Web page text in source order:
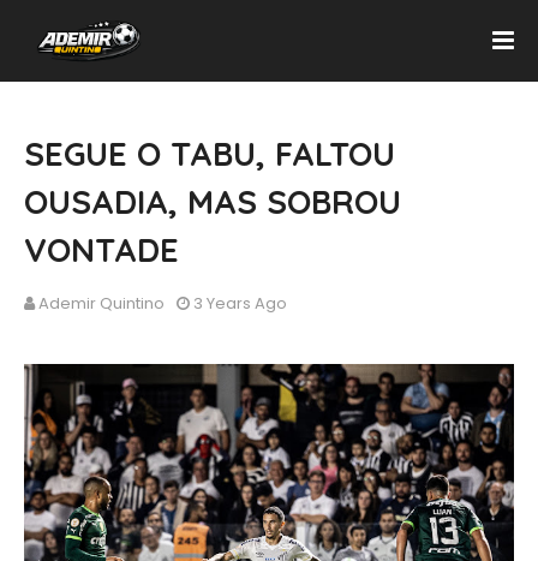
SEGUE O TABU, FALTOU
OUSADIA, MAS SOBROU
VONTADE
Ademir Quintino 3 Years Ago